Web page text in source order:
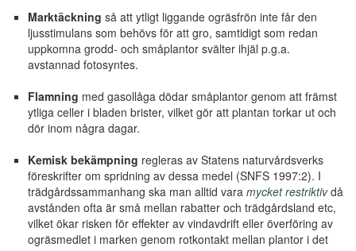
Marktäckning så att ytligt liggande ogräsfrön inte får den
ljusstimulans som behövs för att gro, samtidigt som redan
uppkomna grodd- och småplantor svälter ihjäl p.g.a.
avstannad fotosyntes.
Flamning med gasollåga dödar småplantor genom att främst
ytliga celler i bladen brister, vilket gör att plantan torkar ut och
dör inom några dagar.
Kemisk bekämpning regleras av Statens naturvårdsverks
föreskrifter om spridning av dessa medel (SNFS 1997:2). I
trädgårdssammanhang ska man alltid vara mycket restriktivdå
avstånden ofta är små mellan rabatter och trädgårdsland etc,
vilket ökar risken för effekter av vindavdrift eller överföring av
ogräsmedlet i marken genom rotkontakt mellan plantor i det